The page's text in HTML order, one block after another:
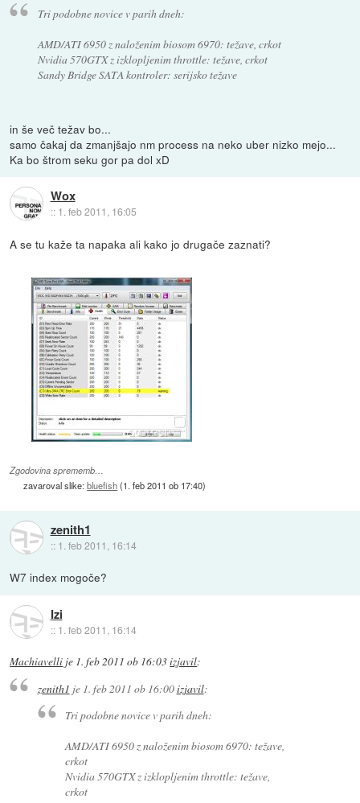
Tri podobne novice v parih dneh:
AMD/ATI 6950 z naloženim biosom 6970: težave, crkot
Nvidia 570GTX z izklopljenim throttle: težave, crkot
Sandy Bridge SATA kontroler: serijsko težave
in še več težav bo...
samo čakaj da zmanjšajo nm process na neko uber nizko mejo...
Ka bo štrom seku gor pa dol xD
Wox
:: 1. feb 2011, 16:05
A se tu kaže ta napaka ali kako jo drugače zaznati?
Zgodovina sprememb…
zavaroval slike:bluefish(1. feb 2011 ob 17:40)
zenith1
:: 1. feb 2011, 16:14
W7 index mogoče?
Izi
:: 1. feb 2011, 16:14
Machiavelli je 1. feb 2011 ob 16:03izjavil:
zenith1 je 1. feb 2011 ob 16:00izjavil:
Tri podobne novice v parih dneh:
AMD/ATI 6950 z naloženim biosom 6970: težave,
crkot
Nvidia 570GTX z izklopljenim throttle: težave,
crkot